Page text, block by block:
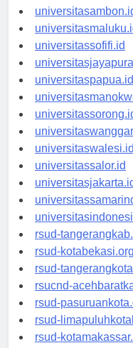
universitasmaluku.id
universitassofifi.id
universitaspapua.id
universitassorong.id
universitaswalesi.id
universitassalor.id
rsud-
rsud-kotabekasi.org
rsud-
rsucnd-
rsud-
rsud-